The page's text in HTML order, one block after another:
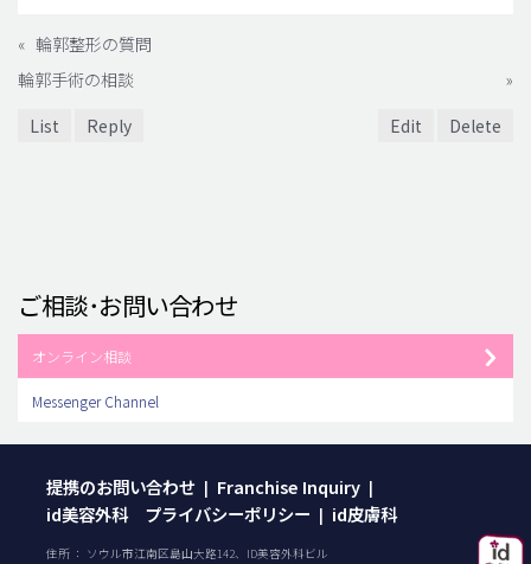
« 輪郭整形の質問
輪郭手術の相談
»
List
Reply Edit Delete
ご相談･お問い合わせ
オンライン相談
Messenger Channel
提携のお問い合わせ | Franchise Inquiry |
id美容外科 プライバシーポリシー | id皮膚科
住所 ： ソウル市江南区島山大路142、ID美容外科ビル